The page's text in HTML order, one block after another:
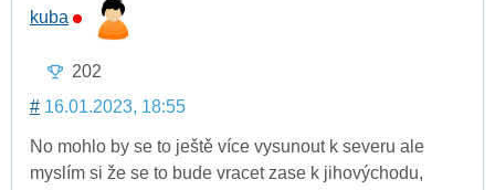
kuba
202
# 16.01.2023, 18:55
No mohlo by se to ještě více vysunout k severu ale
myslím si že se to bude vracet zase k jihovýchodu,